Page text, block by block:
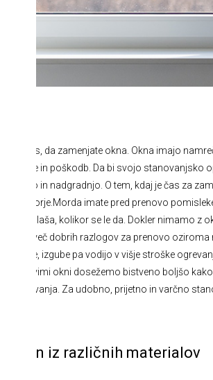
čas, da zamenjate okna. Okna imajo
obrabe in poškodb. Da bi svojo stanovanjsko
in nadgradnjo. O tem, kdaj je čas za
faktorje. Morda imate pred prenovo
odlaša, kolikor se le da. Dokler nimamo z
prej več dobrih razlogov za prenovo oziroma
toplote, izgube pa vodijo v višje stroške
Z novimi okni dosežemo bistveno boljšo
ogrevanja. Za udobno, prijetno in varčno
oken iz različnih materialov